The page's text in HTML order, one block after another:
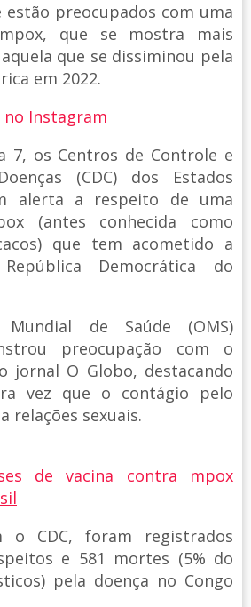
estão preocupados com uma
que se mostra mais
que se dissiminou pela
em 2022.
no Instagram
7, os Centros de Controle e
(CDC) dos Estados
alerta a respeito de uma
(antes conhecida como
que tem acometido a
Democrática do
Mundial de Saúde (OMS)
preocupação com o
jornal O Globo, destacando
vez que o contágio pelo
relações sexuais.
de vacina contra mpox
o CDC, foram registrados
e 581 mortes (5% do
pela doença no Congo